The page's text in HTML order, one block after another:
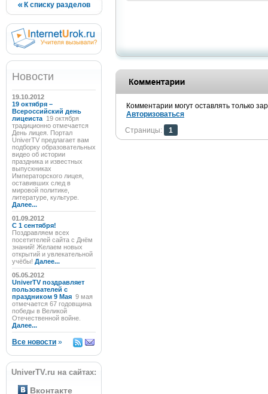
К списку разделов
Новости
19.10.2012
19 октября –
Всероссийский день
лицеиста 19 октября
традиционно отмечается
День лицея. Портал
UniverTV предлагает вам
подборку образовательных
видео об истории
праздника и известных
выпускниках
Императорского лицея,
оставивших след в
мировой политике,
литературе, культуре.
Далее...
01.09.2012
C 1 сентября!
Поздравляем всех
посетителей сайта с Днём
знаний! Желаем новых
открытий и увлекательной
учёбы! Далее...
05.05.2012
UniverTV поздравляет
пользователей с
праздником 9 Мая 9 мая
отмечается 67 годовщина
победы в Великой
Отечественной войне.
Далее...
Все новости »
UniverTV.ru на сайтах:
Вконтакте
Комментарии могут оставлять только
Авторизоваться
Страницы:
1